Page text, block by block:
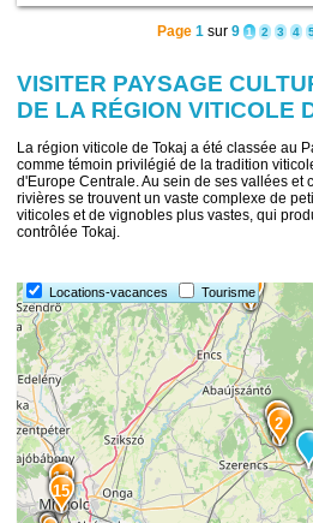
Page 1 sur 9 1 2 3 4
VISITER PAYSAGE
DE LA RÉGION VITICOLE
La région viticole de Tokaj a été classée au
comme témoin privilégié de la tradition
d'Europe Centrale. Au sein de ses vallées et
rivières se trouvent un vaste complexe de
viticoles et de vignobles plus vastes, qui
contrôlée Tokaj.
Locations-vacances Tourisme
15
14
7
32